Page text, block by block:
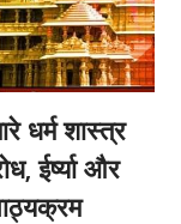
धर्म शास्त्र
ईर्ष्या और